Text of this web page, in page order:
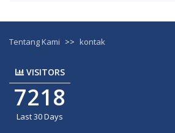
Tentang Kami >> kontak
VISITORS
7218
Last 30 Days